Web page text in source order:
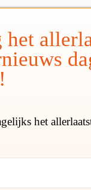
het
het